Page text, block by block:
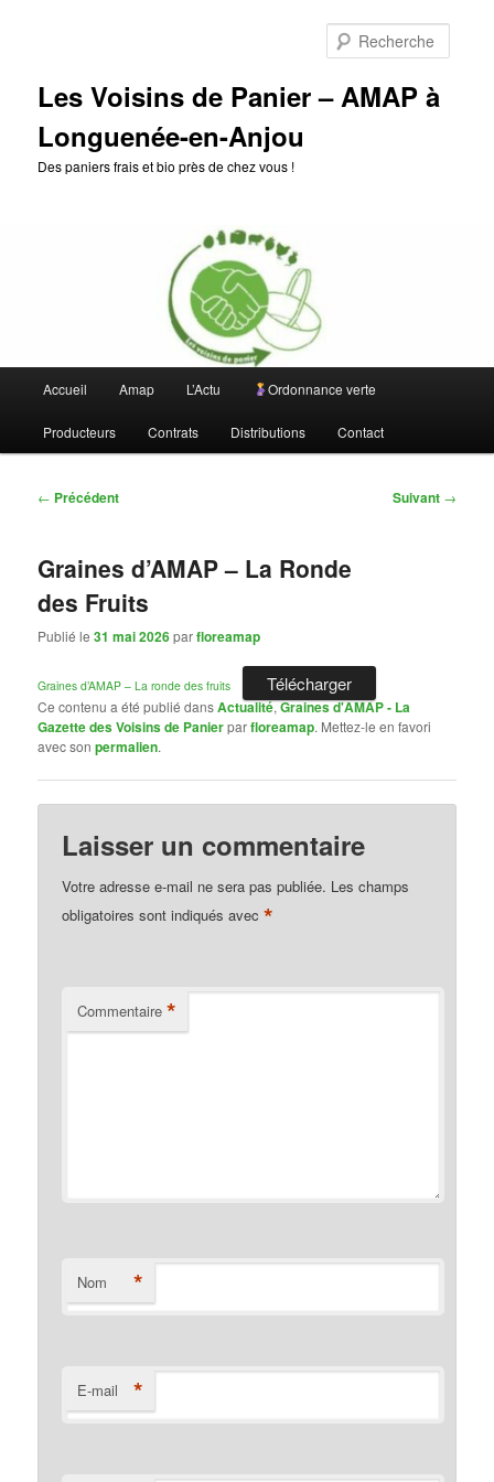
Les Voisins de Panier – AMAP à
Longuenée-en-Anjou
Des paniers frais et bio près de chez vous !
principal
Accueil Amap L’Actu Ordonnance verte
Producteurs Contrats Distributions Contact
Navigation
← Précédent Suivant →
Graines d’AMAP – La Ronde
des Fruits
Publié le31 mai 2026parfloreamap
Graines d’AMAP – La ronde des fruits Télécharger
Ce contenu a été publié dansActualité,Graines d'AMAP - La
Gazette des Voisins de Panierparfloreamap. Mettez-le en favori
avec sonpermalien.
Laisser un commentaire
Votre adresse e-mail ne sera pas publiée. Les champs
obligatoires sont indiqués avec*
Commentaire *
Nom *
E-mail *